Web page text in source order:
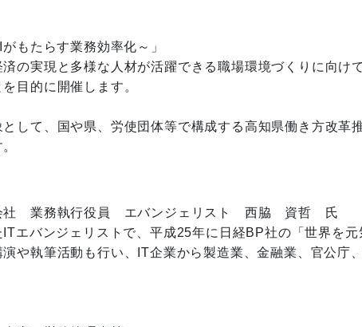
もたらす業務効率化～」
の実現と多様な人材が活躍できる職場環境づくりに向け
目的に開催します。
して、国や県、労使団体等で構成する高知県働き方改革
　業務執行役員　エバンジェリスト　西脇　資哲　氏
エバンジェリストで、平成25年に日経BP社の「世界を
や執筆活動も行い、IT企業から製造業、金融業、官公庁